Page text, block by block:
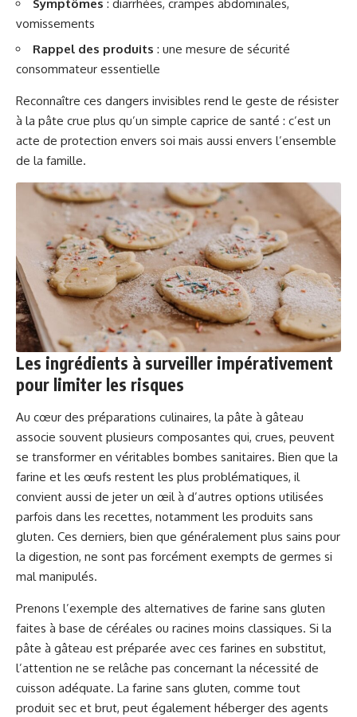
Symptômes : diarrhées, crampes abdominales,
vomissements
Rappel des produits : une mesure de sécurité
consommateur essentielle
Reconnaître ces dangers invisibles rend le geste de résister
à la pâte crue plus qu’un simple caprice de santé : c’est un
acte de protection envers soi mais aussi envers l’ensemble
de la famille.
Les ingrédients à surveiller impérativement
pour limiter les risques
Au cœur des préparations culinaires, la pâte à gâteau
associe souvent plusieurs composantes qui, crues, peuvent
se transformer en véritables bombes sanitaires. Bien que la
farine et les œufs restent les plus problématiques, il
convient aussi de jeter un œil à d’autres options utilisées
parfois dans les recettes, notamment les produits sans
gluten. Ces derniers, bien que généralement plus sains pour
la digestion, ne sont pas forcément exempts de germes si
mal manipulés.
Prenons l’exemple des alternatives de farine sans gluten
faites à base de céréales ou racines moins classiques. Si la
pâte à gâteau est préparée avec ces farines en substitut,
l’attention ne se relâche pas concernant la nécessité de
cuisson adéquate. La farine sans gluten, comme tout
produit sec et brut, peut également héberger des agents